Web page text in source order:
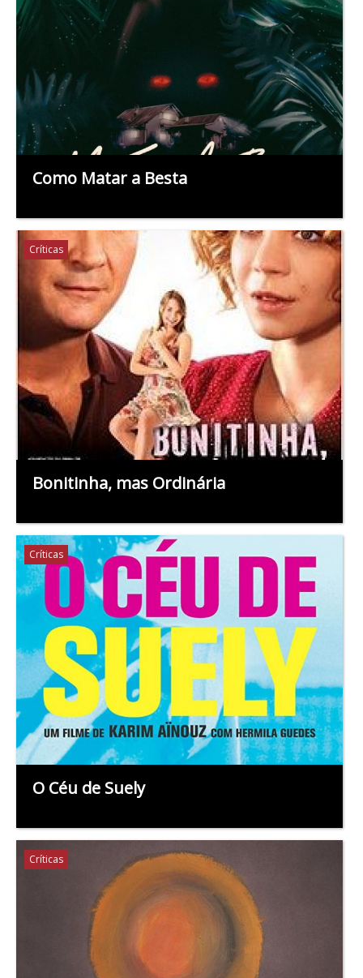
Como Matar a Besta
Críticas
Bonitinha, mas Ordinária
Críticas
O Céu de Suely
Críticas